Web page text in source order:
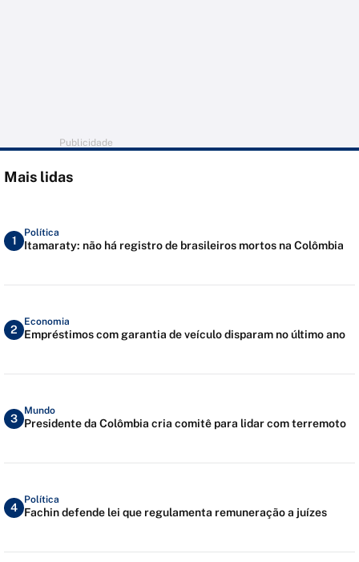
Publicidade
Mais lidas
1
Política
Itamaraty: não há registro de brasileiros mortos na Colômbia
2
Economia
Empréstimos com garantia de veículo disparam no último ano
3
Mundo
Presidente da Colômbia cria comitê para lidar com terremoto
4
Política
Fachin defende lei que regulamenta remuneração a juízes